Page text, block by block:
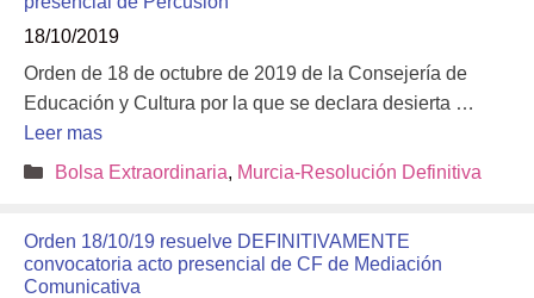
18/10/2019
Orden de 18 de octubre de 2019 de la Consejería de
Educación y Cultura por la que se declara desierta …
Leer mas
Categorías
Bolsa Extraordinaria, Murcia-Resolución Definitiva
Orden 18/10/19 resuelve DEFINITIVAMENTE
convocatoria acto presencial de CF de Mediación
Comunicativa